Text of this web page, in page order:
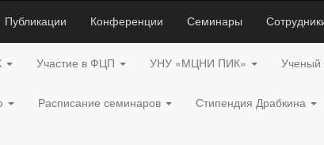
Публикации Конференции Семинары
Участие в ФЦП УНУ «МЦНИ ПИК»
Расписание семинаров Стипендия Драбкина